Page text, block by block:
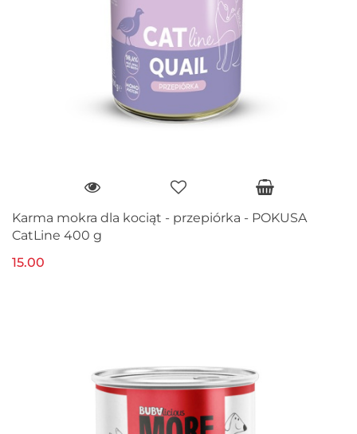
Karma mokra dla kociąt - przepiórka - POKUSA
CatLine 400 g
15.00